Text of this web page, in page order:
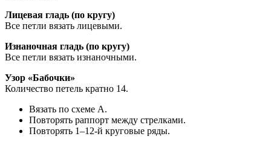
Лицевая гладь (по кругу)
Все петли вязать лицевыми.
Изнаночная гладь (по кругу)
Все петли вязать изнаночными.
Узор «Бабочки»
Количество петель кратно 14.
Вязать по схеме А.
Повторять раппорт между стрелками.
Повторять 1–12-й круговые ряды.